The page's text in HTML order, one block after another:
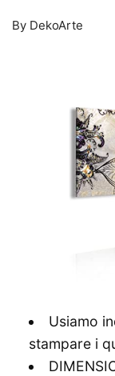
By DekoArte
Usiamo
stampare i